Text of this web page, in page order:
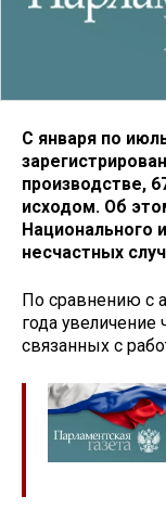
С января по
производстве,
исходом. Об
Национального
несчастных
По сравнению с
года увеличение
связанных с